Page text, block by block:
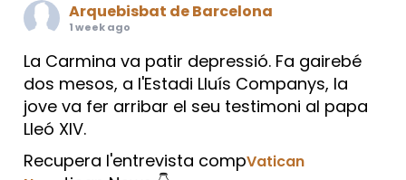
Arquebisbat de Barcelona
1 week ago
La Carmina va patir depressió. Fa gairebé
dos mesos, a l'Estadi Lluís Companys, la
jove va fer arribar el seu testimoni al papa
Lleó XIV.
Recupera l'entrevista compVatican